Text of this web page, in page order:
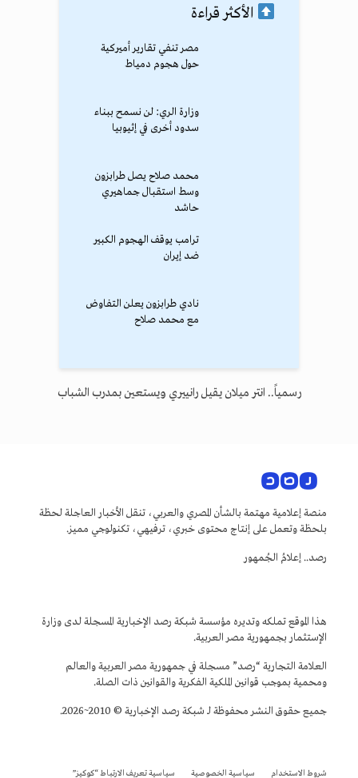
الأكثر قراءة
مصر تنفي تقارير أميركية
حول هجوم دمياط
وزارة الري: لن نسمح ببناء
سدود أخرى في إثيوبيا
محمد صلاح يصل طرابزون
وسط استقبال جماهيري
حاشد
ترامب يوقف الهجوم الكبير
ضد إيران
نادي طرابزون يعلن التفاوض
مع محمد صلاح
رسمياً.. انتر ميلان يقيل رانييري ويستعين بمدرب الشباب
منصة إعلامية مهتمة بالشأن المصري والعربي، تنقل الأخبار العاجلة لحظة
بلحظة وتعمل على إنتاج محتوى خبري، ترفيهي، تكنولوجي مميز.
رصد.. إعلامُ الجُمهور
هذا الموقع تملكه وتديره مؤسسة شبكة رصد الإخبارية المسجلة لدى وزارة
الإستثمار بجمهورية مصر العربية.
العلامة التجارية “رصد” مسجلة في جمهورية مصر العربية والعالم
ومحمية بموجب قوانين الملكية الفكرية والقوانين ذات الصلة.
جميع حقوق النشر محفوظة لـ شبكة رصد الإخبارية © 2010~2026.
شروط الاستخدام سياسية الخصوصية سياسية تعريف الارتباط “كوكيز”